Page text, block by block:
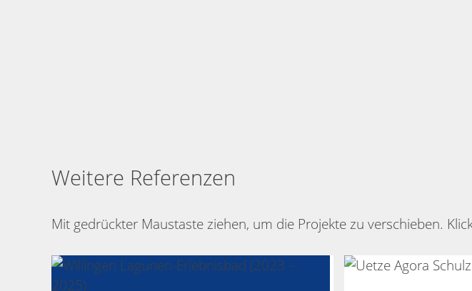
Weitere Referenzen
Mit gedrückter Maustaste ziehen, um die Projekte zu verschieben.